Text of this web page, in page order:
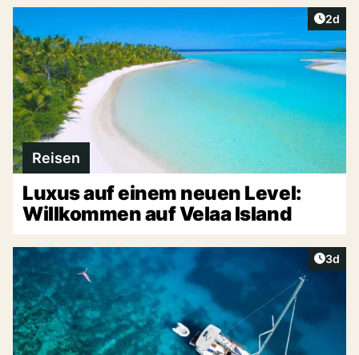
2d
Reisen
Luxus auf einem neuen Level:
Willkommen auf Velaa Island
3d